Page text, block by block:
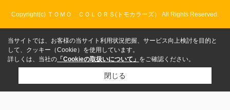
Copyright(c) ＴＯＭＯ ＣＯＬＯＲＳ(トモカラーズ） All Rights Reserved.
当サイトでは、お客様の当サイト利用状況把握、サービス向上検討を目的と
して、クッキー（Cookie）を使用しています。
詳しくは、当社の 「Cookieの取扱いについて」 をご確認ください。
閉じる